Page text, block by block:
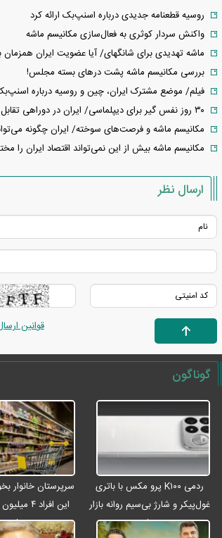
روسیه قطعنامه جدیدی درباره اسنپ‌بک ارائه کرد
واکنش سردار کوثری به فعال‌سازی مکانیسم ماشه
ماشه تهدیدی برای شانگهای/ آیا عضویت ایران
بررسی مکانیسم ماشه پشت درهای بسته مجلس!
فیلم/ موضع مشترک ایران، چین و روسیه درباره
۳۰ روز نفس گیر برای دیپلماسی/ ایران در دوراهی تقابل یا تعامل در ۱۰ سالگی توافق هسته‌ای و فعال‌سازی مکانیسم ماشه
مکانیسم ماشه و فرصت‌های سوخته/ ایران چگونه
مکانیسم ماشه بیش از این نمی‌تواند اقتصاد ایران را مختل کند/ شمار تحریم‌ها
ارسال نظر
قوانین
گوناگون
ردمی K۱۰۰ پرو مکس با باتری
غول‌پیکر و شارژ بی‌سیم روانه بازار
می‌شود
سرپرستان خانوار
این افراد
شد